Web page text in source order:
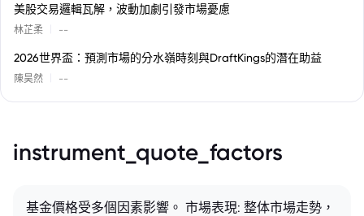
美股交易邏輯瓦解，波動加劇引發市場憂慮
林芷柔 --
2026世界盃：預測市場的分水嶺時刻與DraftKings的潛在助益
陳昊然 --
instrument_quote_factors
基金價格受多個因素影響。 市場表現: 整体市場走勢，